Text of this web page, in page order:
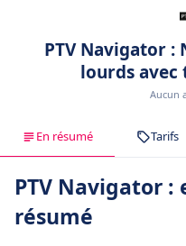
PTV Navigator :
lourds
Aucun
En résumé Tarifs
PTV Navigator :
résumé